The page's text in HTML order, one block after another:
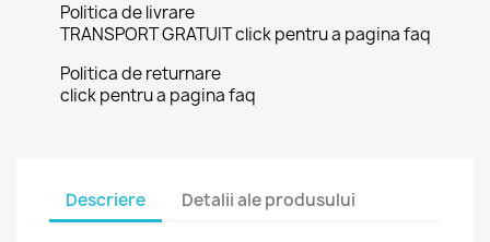
Politica de livrare
TRANSPORT GRATUIT click pentru a pagina faq
Politica de returnare
click pentru a pagina faq
Descriere Detalii ale produsului